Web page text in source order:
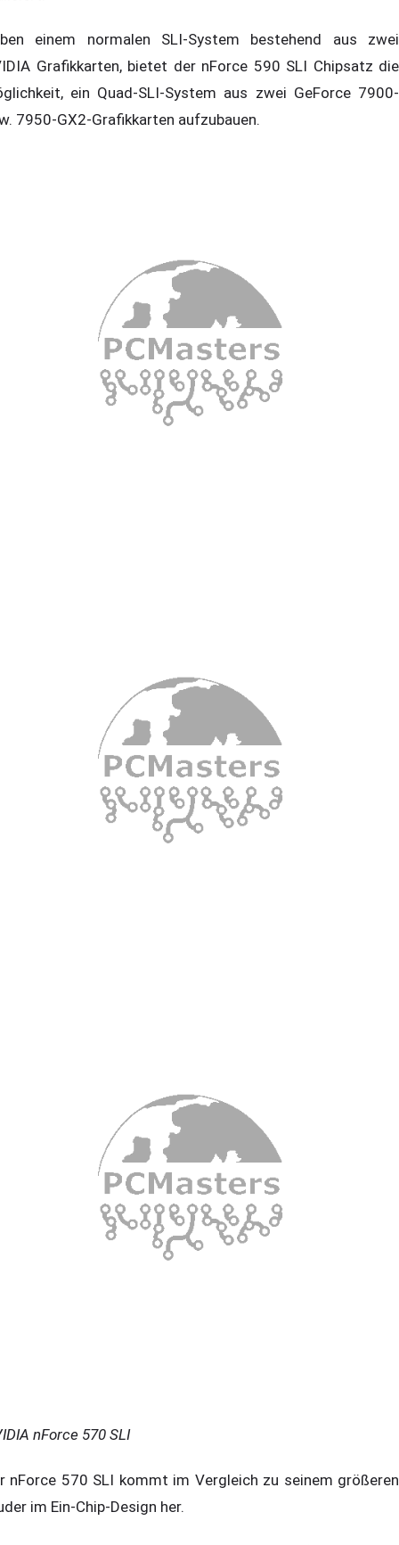
einem normalen SLI-System bestehend aus zwei
Grafikkarten, bietet der nForce 590 SLI Chipsatz die
ein Quad-SLI-System aus zwei GeForce 7900-
7950-GX2-Grafikkarten aufzubauen.
nForce 570 SLI
nForce 570 SLI kommt im Vergleich zu seinem größeren
im Ein-Chip-Design her.